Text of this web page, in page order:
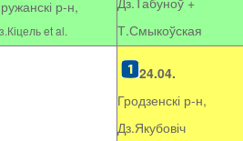
р-н,
et al.
Т.Смыкоўская
24.04.
Гродзенскі р-н,
Дз.Якубовіч